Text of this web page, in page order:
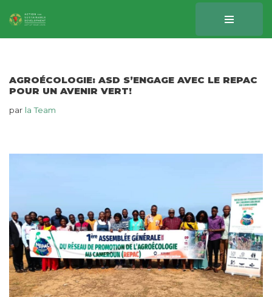
AGROÉCOLOGIE: ASD S’ENGAGE AVEC LE REPAC
POUR UN AVENIR VERT!
par la Team